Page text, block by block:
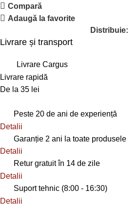
Compară
Adaugă la favorite
Distribuie:
Livrare și transport
Livrare Cargus
Livrare rapidă
De la 35 lei
Peste 20 de ani de experiență
Detalii
Garanție 2 ani la toate produsele
Detalii
Retur gratuit în 14 de zile
Detalii
Suport tehnic (8:00 - 16:30)
Detalii